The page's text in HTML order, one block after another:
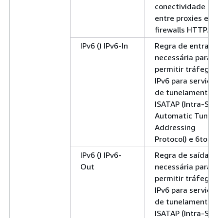
conectividade
entre proxies e
firewalls HTTP.
IPv6 () IPv6-In
Regra de entrada
necessária para
permitir tráfego
IPv6 para
de tunelamento
ISATAP (Intra-Site
Automatic Tunnel
Addressing
Protocol) e 6to4.
IPv6 () IPv6-
Out
Regra de saída
necessária para
permitir tráfego
IPv6 para
de tunelamento
ISATAP (Intra-Site